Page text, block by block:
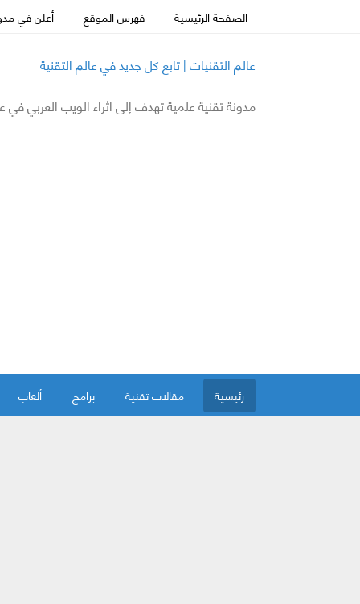
الصفحة الرئيسية فهرس الموقع أعلن في
عالم التقنيات | تابع كل جديد في عالم التقنية
مدونة تقنية علمية تهدف إلى اثراء الويب العربي
رئيسية مقالات تقنية برامج ألعاب